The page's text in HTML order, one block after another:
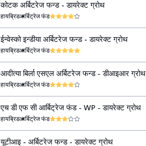
कोटक अर्बिटरेज फन्ड - डायरेक्ट ग्रोथ
हायब्रिडआर्बिट्रेज फंड
ईन्वेस्को इन्डीया अर्बिटरेज फन्ड - डायरेक्ट ग्रोथ
हायब्रिडआर्बिट्रेज फंड
आदीत्या बिर्ला एसएल अर्बिटरेज फन्ड - डीआइआर ग्रोथ
हायब्रिडआर्बिट्रेज फंड
एच डी एफ सी आर्बिट्रेज फंड - WP - डायरेक्ट ग्रोथ
हायब्रिडआर्बिट्रेज फंड
यूटीआइ - अर्बिटरेज फन्ड - डायरेक्ट ग्रोथ